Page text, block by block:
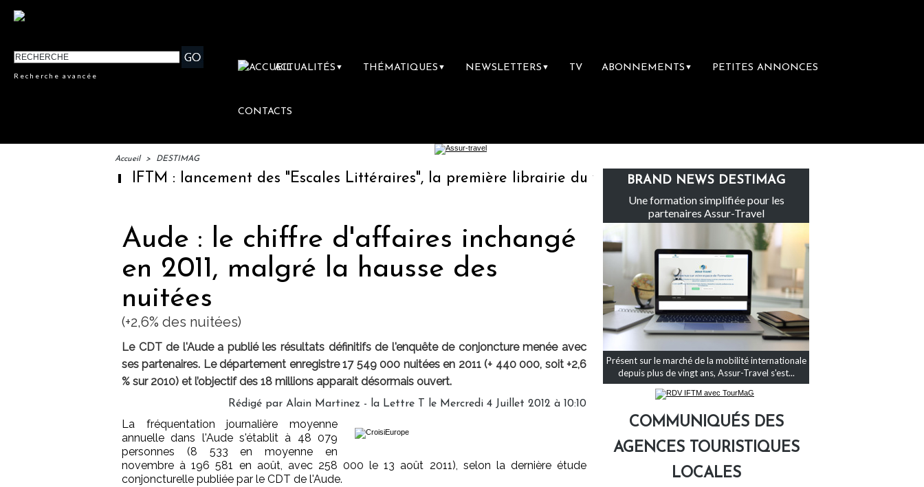
Recherche avancée
ACTUALITÉS ▼ THÉMATIQUES ▼ NEWSLETTERS ▼ TV ABONNEMENTS ▼ PETITES ANNONCES
CONTACTS
Accueil > DESTIMAG
IFTM : lancement des "Escales Littéraires", la première librairie du voyage Le groupe Sainte-Claire rachète Eden
Aude : le chiffre d'affaires inchangé
en 2011, malgré la hausse des
nuitées
(+2,6% des nuitées)
Le CDT de l'Aude a publié les résultats définitifs de l'enquête de conjoncture menée avec
ses partenaires. Le département enregistre 17 549 000 nuitées en 2011 (+ 440 000, soit +2,6
% sur 2010) et l’objectif des 18 millions apparait désormais ouvert.
Rédigé par Alain Martinez - la Lettre T le Mercredi 4 Juillet 2012 à 10:10
La fréquentation journalière moyenne
annuelle dans l'Aude s'établit à 48 079
personnes (8 533 en moyenne en
novembre à 196 581 en août, avec 258 000 le 13 août 2011), selon la dernière étude
conjoncturelle publiée par le CDT de l'Aude.
BRAND NEWS DESTIMAG
Une formation simplifiée pour les
partenaires Assur-Travel
Présent sur le marché de la mobilité internationale
depuis plus de vingt ans, Assur-Travel s'est...
COMMUNIQUÉS DES
AGENCES TOURISTIQUES
LOCALES